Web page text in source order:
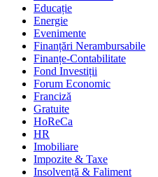
Educație
Energie
Evenimente
Finanțări Nerambursabile
Finanțe-Contabilitate
Fond Investiții
Forum Economic
Franciză
Gratuite
HoReCa
HR
Imobiliare
Impozite & Taxe
Insolvență & Faliment